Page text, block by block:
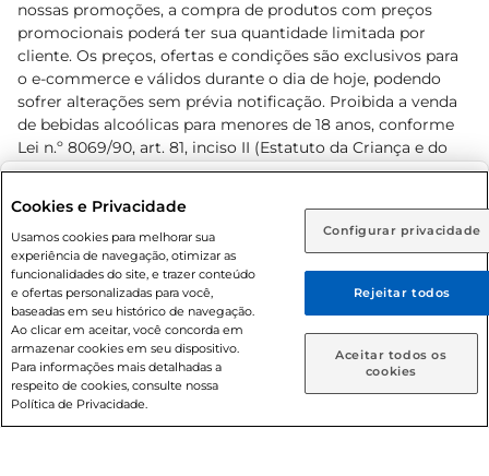
Rio de Janeiro (RJ) Goiás (GO)
Ou
Caso queira comprar online, informe como deseja receber
suas compras:
Entrega em casa Retire em Loja
nossas promoções, a compra de produtos com preços
promocionais poderá ter sua quantidade limitada por
cliente. Os preços, ofertas e condições são exclusivos para
o e-commerce e válidos durante o dia de hoje, podendo
sofrer alterações sem prévia notificação. Proibida a venda
de bebidas alcoólicas para menores de 18 anos, conforme
Lei n.º 8069/90, art. 81, inciso II (Estatuto da Criança e do
Adolescente). Preços e condições exclusivos para o
prévio. O valor mínimo para as compras on-line é de R$
80,00.
© 2026 Copyright. Todos os direitos
reservados Prezunic.
Cookies e Privacidade
Usamos cookies para melhorar sua
experiência de navegação, otimizar as
funcionalidades do site, e trazer conteúdo
e ofertas personalizadas para você,
baseadas em seu histórico de navegação.
Ao clicar em aceitar, você concorda em
armazenar cookies em seu dispositivo.
Para informações mais detalhadas a
respeito de cookies, consulte nossa
Política de Privacidade.
Configurar privacidade
Rejeitar todos
Aceitar todos os
cookies